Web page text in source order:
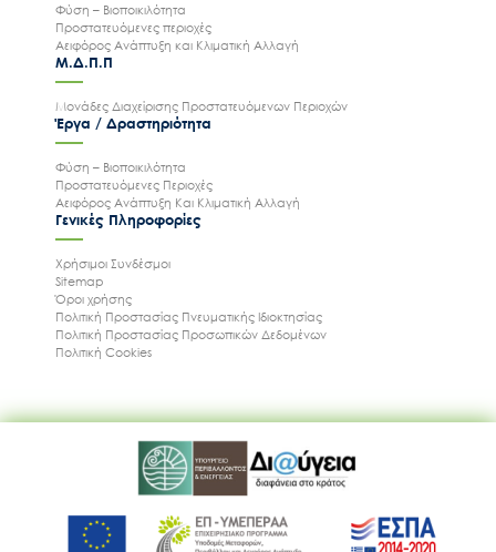
Φύση – Βιοποικιλότητα
Προστατευόμενες περιοχές
Αειφόρος Ανάπτυξη και Κλιματική Αλλαγή
Μ.Δ.Π.Π
Μονάδες Διαχείρισης Προστατευόμενων Περιοχών
Έργα / Δραστηριότητα
Φύση – Βιοποικιλότητα
Προστατευόμενες Περιοχές
Αειφόρος Ανάπτυξη Και Κλιματική Αλλαγή
Γενικές Πληροφορίες
Χρήσιμοι Συνδέσμοι
Sitemap
Όροι χρήσης
Πολιτική Προστασίας Πνευματικής Ιδιοκτησίας
Πολιτική Προστασίας Προσωπικών Δεδομένων
Πολιτική Cookies